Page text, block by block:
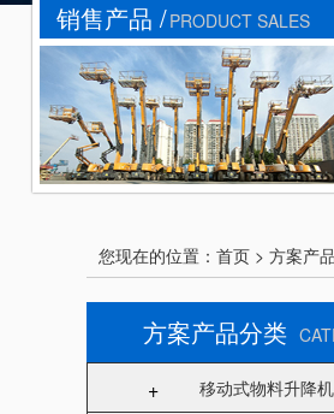
销售产品 /PRODUCT SALES
您现在的位置： 首页 > 方案产品
方案产品分类
+ 移动式物料升降机